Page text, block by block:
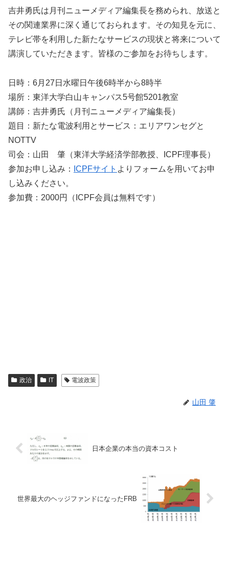
吉井勇氏は月刊ニューメディア編集長を務められ、放送と
その関連業界に深く通じておられます。その知見を元に、
テレビ帯を利用した新たなサービスの現状と将来について
講演していただきます。皆様のご参加をお待ちします。
日時：6月27日水曜日午後6時半から8時半
場所：東洋大学白山キャンパス5号館5201教室
講師：吉井勇氏（月刊ニューメディア編集長）
題目：新たな電波利用とサービス：エリアワンセグと
NOTTV
司会：山田 肇（東洋大学経済学部教授、ICPF理事長）
参加お申し込み：
ICPFサイト よりフォームを用いてお申
し込みください。
参加費：2000円（ICPF会員は無料です）
政治 IT 電波政策
山田 肇
日本企業の本当の資本コスト
世界最大のヘッジファンドになったFRB